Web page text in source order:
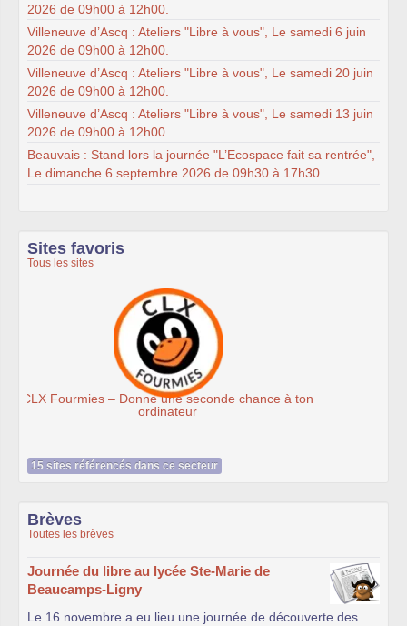
2026 de 09h00 à 12h00.
Villeneuve d’Ascq : Ateliers "Libre à vous", Le samedi 6 juin
2026 de 09h00 à 12h00.
Villeneuve d’Ascq : Ateliers "Libre à vous", Le samedi 20 juin
2026 de 09h00 à 12h00.
Villeneuve d’Ascq : Ateliers "Libre à vous", Le samedi 13 juin
2026 de 09h00 à 12h00.
Beauvais : Stand lors la journée "L’Ecospace fait sa rentrée",
Le dimanche 6 septembre 2026 de 09h30 à 17h30.
Sites favoris
Tous les sites
Ateliers du Libre à Roubaix
15 sites référencés dans ce secteur
Brèves
Toutes les brèves
Journée du libre au lycée Ste-Marie de
Beaucamps-Ligny
Le 16 novembre a eu lieu une journée de découverte des